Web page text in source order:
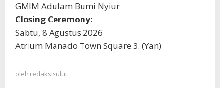
GMIM Adulam Bumi Nyiur
Closing Ceremony:
Sabtu, 8 Agustus 2026
Atrium Manado Town Square 3. (Yan)
oleh redaksisulut